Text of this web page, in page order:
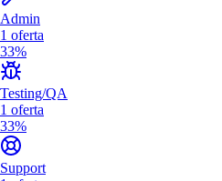
Admin
1 oferta
33%
Testing/QA
1 oferta
33%
Support